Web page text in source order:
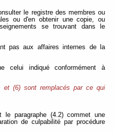
le registre des membres ou
ou d'en obtenir une copie, ou
se trouvant dans le
pas aux affaires internes de la
celui indiqué conformément à
et (6) sont remplacés par ce qui
le paragraphe (4.2) commet une
de culpabilité par procédure